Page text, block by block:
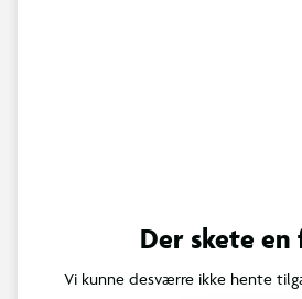
Der skete en
Vi kunne desværre ikke hente